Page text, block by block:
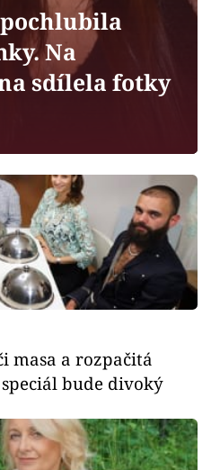
Vary
Na
sdílela fotky
masa a rozpačitá
bude divoký